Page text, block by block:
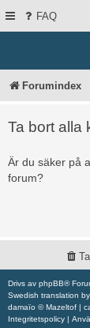
FAQ
Forumindex
Ta bort alla
Är du säker på
forum?
Drivs av phpBB®
Swedish translation by
damaïo ©Mazeltof |
Integritetspolicy |